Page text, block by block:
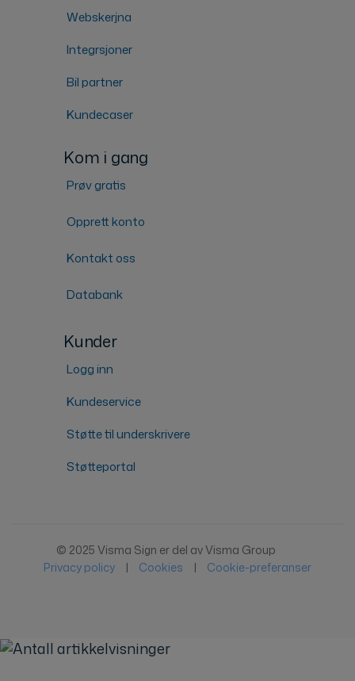
Webskerjna
Integrsjoner
Bil partner
Kundecaser
Kom i gang
Prøv gratis
Opprett konto
Kontakt oss
Databank
Kunder
Logg inn
Kundeservice
Støtte til underskrivere
Støtteportal
© 2025 Visma Sign er del av Visma Group
Privacy policy
| Cookies | Cookie-preferanser